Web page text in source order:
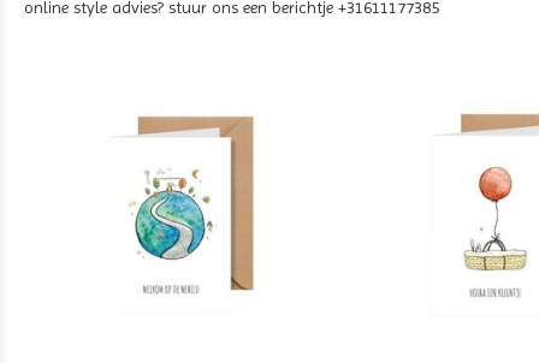
online style advies? stuur ons een berichtje +31611177385